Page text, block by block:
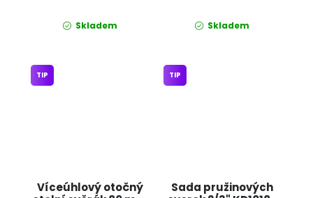
Skladem Skladem
Víceúhlový otočný
TIP
Sada pružinových
TIP